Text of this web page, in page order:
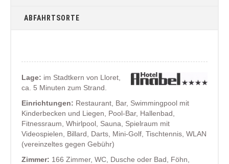
ABFAHRTSORTE
Lage: im Stadtkern von Lloret,
ca. 5 Minuten zum Strand.
Einrichtungen: Restaurant, Bar, Swimmingpool mit
Kinderbecken und Liegen, Pool-Bar, Hallenbad,
Fitnessraum, Whirlpool, Sauna, Spielraum mit
Videospielen, Billard, Darts, Mini-Golf, Tischtennis, WLAN
(vereinzeltes gegen Gebühr)
Zimmer: 166 Zimmer, WC, Dusche oder Bad, Föhn,